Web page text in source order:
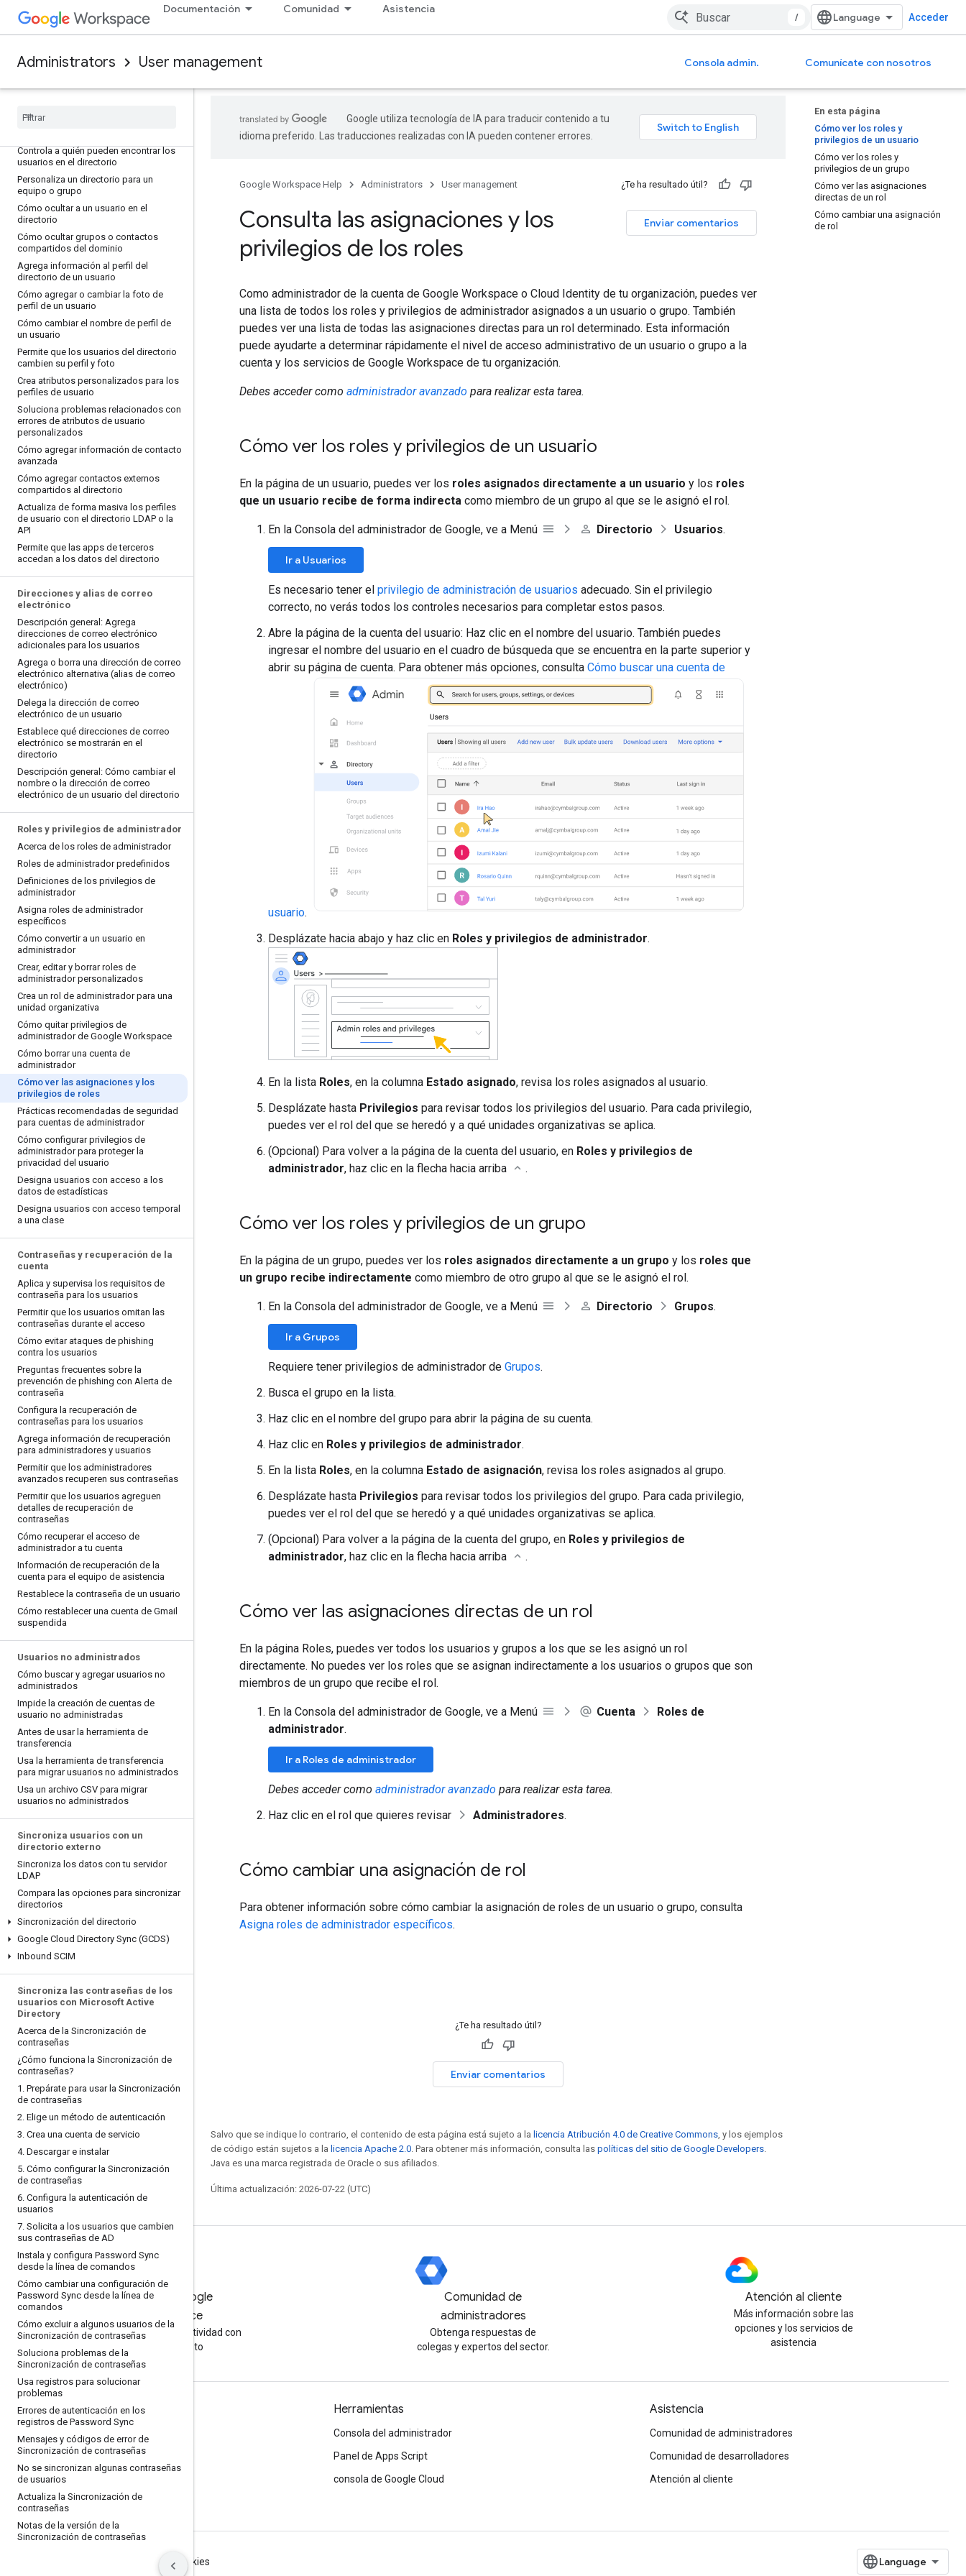
Documentación Comunidad Asistencia
/ Acceder
Administrators User management Consola admin. Comunícate con nosotros
Investiga los problemas de los
usuarios con los eventos de registro
Perfiles de usuario y directorio
administra el directorio
Controla a quién pueden encontrar los
usuarios en el directorio
Personaliza un directorio para un
equipo o grupo
Cómo ocultar a un usuario en el
directorio
Cómo ocultar grupos o contactos
compartidos del dominio
Agrega información al perfil del
directorio de un usuario
Cómo agregar o cambiar la foto de
perfil de un usuario
Cómo cambiar el nombre de perfil de
un usuario
Permite que los usuarios del directorio
cambien su perfil y foto
Crea atributos personalizados para los
perfiles de usuario
Soluciona problemas relacionados con
errores de atributos de usuario
personalizados
Cómo agregar información de contacto
avanzada
Cómo agregar contactos externos
compartidos al directorio
Actualiza de forma masiva los perfiles
de usuario con el directorio LDAP o la
API
Permite que las apps de terceros
accedan a los datos del directorio
Direcciones y alias de correo
electrónico
Descripción general: Agrega
direcciones de correo electrónico
adicionales para los usuarios
Agrega o borra una dirección de correo
electrónico alternativa (alias de correo
electrónico)
Delega la dirección de correo
electrónico de un usuario
Establece qué direcciones de correo
electrónico se mostrarán en el
directorio
Descripción general: Cómo cambiar el
nombre o la dirección de correo
electrónico de un usuario del directorio
Roles y privilegios de administrador
Acerca de los roles de administrador
Roles de administrador predefinidos
Definiciones de los privilegios de
administrador
Asigna roles de administrador
específicos
Cómo convertir a un usuario en
administrador
Crear, editar y borrar roles de
administrador personalizados
Crea un rol de administrador para una
unidad organizativa
Cómo quitar privilegios de
administrador de Google Workspace
Cómo borrar una cuenta de
administrador
Cómo ver las asignaciones y los
privilegios de roles
Prácticas recomendadas de seguridad
para cuentas de administrador
Cómo configurar privilegios de
administrador para proteger la
privacidad del usuario
Designa usuarios con acceso a los
datos de estadísticas
Designa usuarios con acceso temporal
a una clase
Contraseñas y recuperación de la
cuenta
Aplica y supervisa los requisitos de
contraseña para los usuarios
Permitir que los usuarios omitan las
contraseñas durante el acceso
Cómo evitar ataques de phishing
contra los usuarios
Preguntas frecuentes sobre la
prevención de phishing con Alerta de
contraseña
Configura la recuperación de
contraseñas para los usuarios
Agrega información de recuperación
para administradores y usuarios
Permitir que los administradores
avanzados recuperen sus contraseñas
Permitir que los usuarios agreguen
detalles de recuperación de
contraseñas
Cómo recuperar el acceso de
administrador a tu cuenta
Información de recuperación de la
cuenta para el equipo de asistencia
Restablece la contraseña de un usuario
Cómo restablecer una cuenta de Gmail
suspendida
Usuarios no administrados
Cómo buscar y agregar usuarios no
administrados
Impide la creación de cuentas de
usuario no administradas
Antes de usar la herramienta de
transferencia
Usa la herramienta de transferencia
para migrar usuarios no administrados
Usa un archivo CSV para migrar
usuarios no administrados
Sincroniza usuarios con un
directorio externo
Sincroniza los datos con tu servidor
LDAP
Compara las opciones para sincronizar
directorios
Sincronización del directorio
Google Cloud Directory Sync (GCDS)
Inbound SCIM
Sincroniza las contraseñas de los
usuarios con Microsoft Active
Directory
Acerca de la Sincronización de
contraseñas
¿Cómo funciona la Sincronización de
contraseñas?
1 . Prepárate para usar la Sincronización
de contraseñas
2. Elige un método de autenticación
3. Crea una cuenta de servicio
4. Descargar e instalar
5. Cómo configurar la Sincronización
de contraseñas
6. Configura la autenticación de
usuarios
7. Solicita a los usuarios que cambien
sus contraseñas de AD
Instala y configura Password Sync
desde la línea de comandos
Cómo cambiar una configuración de
Password Sync desde la línea de
comandos
Cómo excluir a algunos usuarios de la
Sincronización de contraseñas
Soluciona problemas de la
Sincronización de contraseñas
Usa registros para solucionar
problemas
Errores de autenticación en los
registros de Password Sync
Mensajes y códigos de error de
Sincronización de contraseñas
No se sincronizan algunas contraseñas
de usuarios
Actualiza la Sincronización de
contraseñas
Notas de la versión de la
Sincronización de contraseñas
En esta página
Cómo ver los roles y
privilegios de un usuario
Cómo ver los roles y
privilegios de un grupo
Cómo ver las asignaciones
directas de un rol
Cómo cambiar una asignación
de rol
Google utiliza tecnología de IA para traducir contenido a tu
idioma preferido. Las traducciones realizadas con IA pueden contener errores.
Google Workspace Help Administrators User management ¿Te ha resultado útil?
Enviar comentarios
Consulta las asignaciones y los
privilegios de los roles
Como administrador de la cuenta de Google Workspace o Cloud Identity de tu organización, puedes ver
una lista de todos los roles y privilegios de administrador asignados a un usuario o grupo. También
puedes ver una lista de todas las asignaciones directas para un rol determinado. Esta información
puede ayudarte a determinar rápidamente el nivel de acceso administrativo de un usuario o grupo a la
cuenta y los servicios de Google Workspace de tu organización.
Debes acceder como administrador avanzado para realizar esta tarea.
Cómo ver los roles y privilegios de un usuario
En la página de un usuario, puedes ver los roles asignados directamente a un usuario y los roles
que un usuario recibe de forma indirecta como miembro de un grupo al que se le asignó el rol.
En la Consola del administrador de Google, ve a Menú Directorio Usuarios.
Ir a Usuarios
Es necesario tener el privilegio de administración de usuarios adecuado. Sin el privilegio
correcto, no verás todos los controles necesarios para completar estos pasos.
Abre la página de la cuenta del usuario: Haz clic en el nombre del usuario. También puedes
ingresar el nombre del usuario en el cuadro de búsqueda que se encuentra en la parte superior y
abrir su página de cuenta. Para obtener más opciones, consulta Cómo buscar una cuenta de
usuario.
Desplázate hacia abajo y haz clic en Roles y privilegios de administrador.
En la lista Roles, en la columna Estado asignado, revisa los roles asignados al usuario.
Desplázate hasta Privilegios para revisar todos los privilegios del usuario. Para cada privilegio,
puedes ver el rol del que se heredó y a qué unidades organizativas se aplica.
(Opcional) Para volver a la página de la cuenta del usuario, en Roles y privilegios de
administrador, haz clic en la flecha hacia arriba .
Cómo ver los roles y privilegios de un grupo
En la página de un grupo, puedes ver los roles asignados directamente a un grupo y los roles que
un grupo recibe indirectamente como miembro de otro grupo al que se le asignó el rol.
En la Consola del administrador de Google, ve a Menú Directorio Grupos.
Ir a Grupos
Requiere tener privilegios de administrador de Grupos.
Busca el grupo en la lista.
Haz clic en el nombre del grupo para abrir la página de su cuenta.
Haz clic en Roles y privilegios de administrador.
En la lista Roles, en la columna Estado de asignación, revisa los roles asignados al grupo.
Desplázate hasta Privilegios para revisar todos los privilegios del grupo. Para cada privilegio,
puedes ver el rol del que se heredó y a qué unidades organizativas se aplica.
(Opcional) Para volver a la página de la cuenta del grupo, en Roles y privilegios de
administrador, haz clic en la flecha hacia arriba .
Cómo ver las asignaciones directas de un rol
En la página Roles, puedes ver todos los usuarios y grupos a los que se les asignó un rol
directamente. No puedes ver los roles que se asignan indirectamente a los usuarios o grupos que son
miembros de un grupo que recibe el rol.
En la Consola del administrador de Google, ve a Menú Cuenta
Roles de
administrador.
Ir a Roles de administrador
Debes acceder como administrador avanzado para realizar esta tarea.
Haz clic en el rol que quieres revisar
Administradores.
Cómo cambiar una asignación de rol
Para obtener información sobre cómo cambiar la asignación de roles de un usuario o grupo, consulta
Asigna roles de administrador específicos.
¿Te ha resultado útil?
Enviar comentarios
Salvo que se indique lo contrario, el contenido de esta página está sujeto a la licencia Atribución 4.0 de Creative Commons, y los ejemplos
de código están sujetos a la licencia Apache 2.0. Para obtener más información, consulta las políticas del sitio de Google Developers.
Java es una marca registrada de Oracle o sus afiliados.
Última actualización: 2026-07-22 (UTC)
Prueba Google
Workspace
Aumenta tu productividad con
la IA sin costo
Comunidad de
administradores
Obtenga respuestas de
colegas y expertos del sector.
Atención al cliente
Más información sobre las
opciones y los servicios de
asistencia
Documentación y capacitación
Centros de ayuda
Guías para desarrolladores
Centro de aprendizaje
Google Skills
Herramientas
Consola del administrador
Panel de Apps Script
consola de Google Cloud
Asistencia
Comunidad de administradores
Comunidad de desarrolladores
Atención al cliente
Manage cookies